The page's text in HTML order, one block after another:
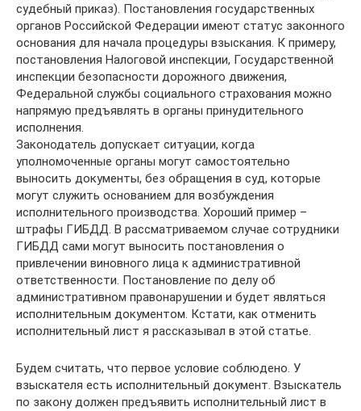
судебный приказ). Постановления государственных
органов Российской Федерации имеют статус законного
основания для начала процедуры взыскания. К примеру,
постановления Налоговой инспекции, Государственной
инспекции безопасности дорожного движения,
Федеральной службы социального страхования можно
напрямую предъявлять в органы принудительного
исполнения.
Законодатель допускает ситуации, когда
уполномоченные органы могут самостоятельно
выносить документы, без обращения в суд, которые
могут служить основанием для возбуждения
исполнительного производства. Хороший пример –
штрафы ГИБДД. В рассматриваемом случае сотрудники
ГИБДД сами могут выносить постановления о
привлечении виновного лица к административной
ответственности. Постановление по делу об
административном правонарушении и будет являться
исполнительным документом. Кстати, как отменить
исполнительный лист я рассказывал в этой статье.
Будем считать, что первое условие соблюдено. У
взыскателя есть исполнительный документ. Взыскатель
по закону должен предъявить исполнительный лист в